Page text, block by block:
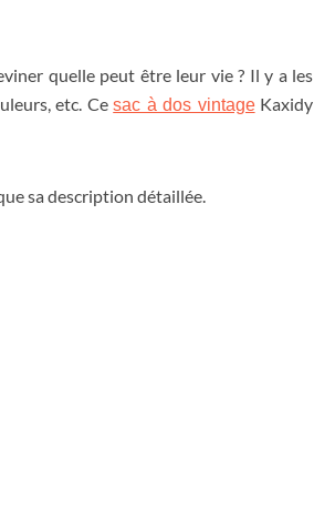
quelle peut être leur vie ? Il y a les
etc. Cesac à dos vintageKaxidy
sa description détaillée.